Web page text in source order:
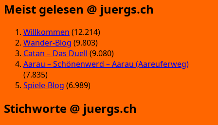
Meist gelesen @ juergs.ch
Willkommen (12.214)
Wander-Blog (9.803)
Catan – Das Duell (9.080)
Aarau – Schönenwerd – Aarau (Aareuferweg)
(7.835)
Spiele-Blog (6.989)
Stichworte @ juergs.ch